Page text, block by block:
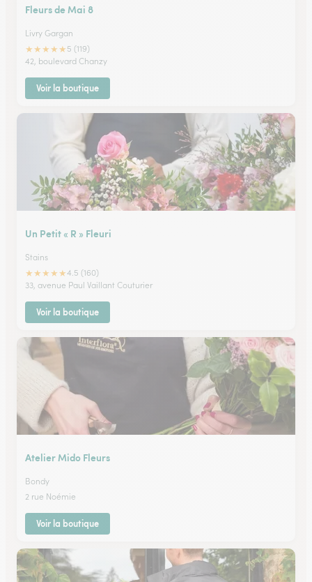
Fleurs de Mai 8
Livry Gargan
★★★★★ 5 (119)
42, boulevard Chanzy
Voir la boutique
Un Petit « R » Fleuri
Stains
★★★★★4.5 (160)
33, avenue Paul Vaillant Couturier
Voir la boutique
Atelier Mido Fleurs
Bondy
2 rue Noémie
Voir la boutique